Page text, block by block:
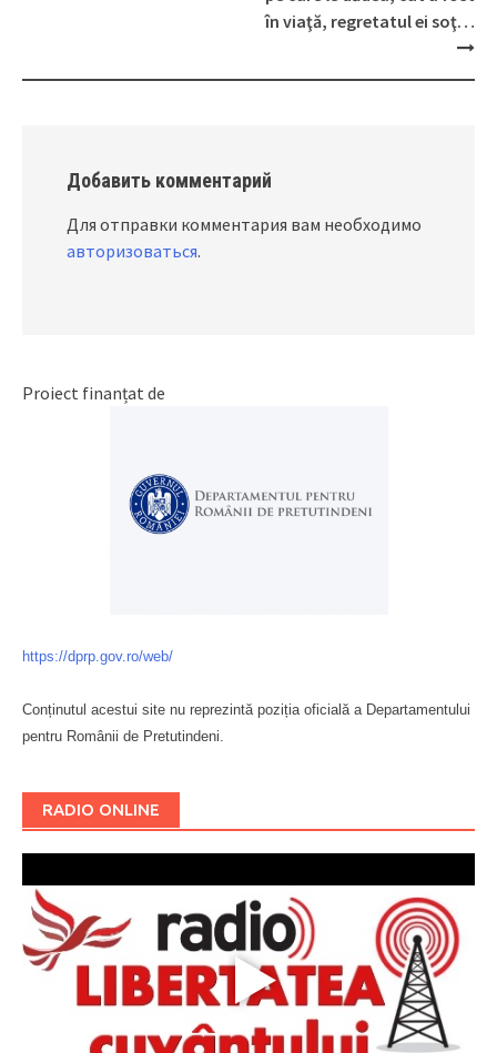
în viaţă, regretatul ei soţ…
Добавить комментарий
Для отправки комментария вам необходимо
авторизоваться.
Proiect finanțat de
https://dprp.gov.ro/web/
Conținutul acestui site nu reprezintă poziția oficială a Departamentului
pentru Românii de Pretutindeni.
RADIO ONLINE